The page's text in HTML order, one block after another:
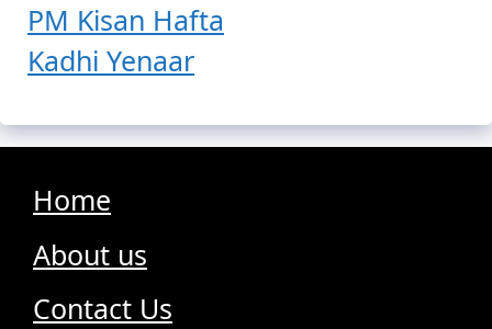
PM Kisan Hafta
Kadhi Yenaar
Home
About us
Contact Us